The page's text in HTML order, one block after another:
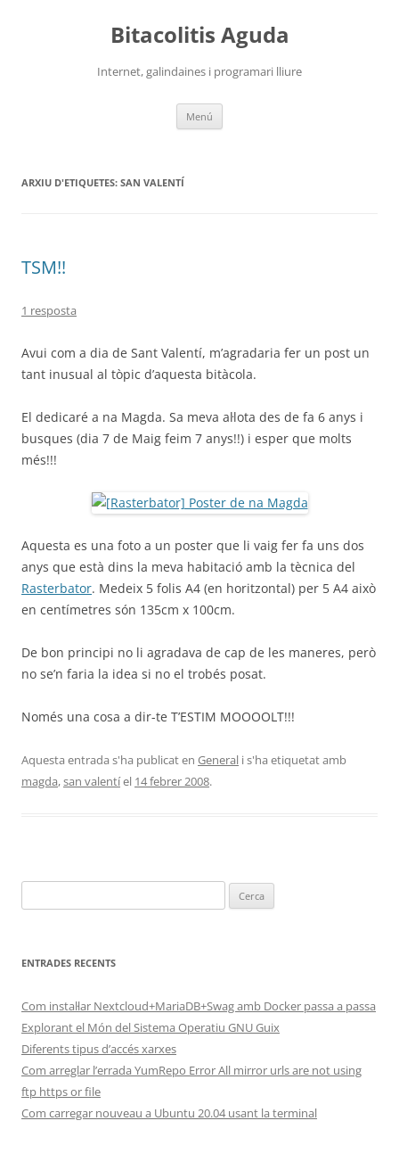
Bitacolitis Aguda
Internet, galindaines i programari lliure
Menú
ARXIU D'ETIQUETES: SAN VALENTÍ
TSM!!
1 resposta
Avui com a dia de Sant Valentí, m’agradaria fer un post un
tant inusual al tòpic d’aquesta bitàcola.
El dedicaré a na Magda. Sa meva al·lota des de fa 6 anys i
busques (dia 7 de Maig feim 7 anys!!) i esper que molts
més!!!
Aquesta es una foto a un poster que li vaig fer fa uns dos
anys que està dins la meva habitació amb la tècnica del
Rasterbator. Medeix 5 folis A4 (en horitzontal) per 5 A4 això
en centímetres són 135cm x 100cm.
De bon principi no li agradava de cap de les maneres, però
no se’n faria la idea si no el trobés posat.
Només una cosa a dir-te T’ESTIM MOOOOLT!!!
Aquesta entrada s'ha publicat en General i s'ha etiquetat amb
magda,san valentíel 14 febrer 2008.
ENTRADES RECENTS
Com instal·lar Nextcloud+MariaDB+Swag amb Docker passa a passa
Explorant el Món del Sistema Operatiu GNU Guix
Diferents tipus d’accés xarxes
Com arreglar l’errada YumRepo Error All mirror urls are not using
ftp https or file
Com carregar nouveau a Ubuntu 20.04 usant la terminal